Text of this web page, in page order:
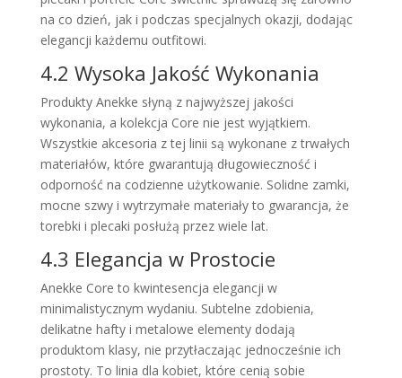
na co dzień, jak i podczas specjalnych okazji, dodając
elegancji każdemu outfitowi.
4.2 Wysoka Jakość Wykonania
Produkty Anekke słyną z najwyższej jakości
wykonania, a kolekcja Core nie jest wyjątkiem.
Wszystkie akcesoria z tej linii są wykonane z trwałych
materiałów, które gwarantują długowieczność i
odporność na codzienne użytkowanie. Solidne zamki,
mocne szwy i wytrzymałe materiały to gwarancja, że
torebki i plecaki posłużą przez wiele lat.
4.3 Elegancja w Prostocie
Anekke Core to kwintesencja elegancji w
minimalistycznym wydaniu. Subtelne zdobienia,
delikatne hafty i metalowe elementy dodają
produktom klasy, nie przytłaczając jednocześnie ich
prostoty. To linia dla kobiet, które cenią sobie